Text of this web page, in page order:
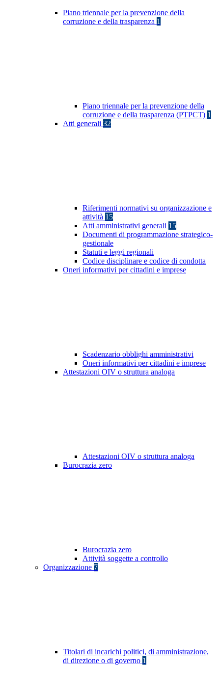
Piano triennale per la prevenzione della
corruzione e della trasparenza 1
Piano triennale per la prevenzione della
corruzione e della trasparenza (PTPCT) 1
Atti generali 32
Riferimenti normativi su organizzazione e
attività 15
Atti amministrativi generali 15
Documenti di programmazione strategico-
gestionale
Statuti e leggi regionali
Codice disciplinare e codice di condotta
Oneri informativi per cittadini e imprese
Scadenzario obblighi amministrativi
Oneri informativi per cittadini e imprese
Attestazioni OIV o struttura analoga
Attestazioni OIV o struttura analoga
Burocrazia zero
Burocrazia zero
Attività soggette a controllo
Organizzazione 7
Titolari di incarichi politici, di amministrazione,
di direzione o di governo 1